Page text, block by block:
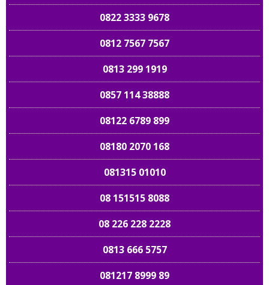
089 661 898989
0822 3333 9678
0812 7567 7567
0813 299 1919
0857 114 38888
08122 6789 899
08180 2070 168
081315 01010
08 151515 8088
08 226 228 2228
0813 666 5757
081217 8999 89